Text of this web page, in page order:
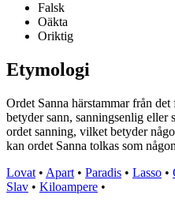
Falsk
Oäkta
Oriktig
Etymologi
Ordet Sanna härstammar från
betyder sann, sanningsenlig
ordet sanning, vilket betyder
kan ordet Sanna tolkas som
Lovat • Apart • Paradis • Lasso •
Slav • Kiloampere •